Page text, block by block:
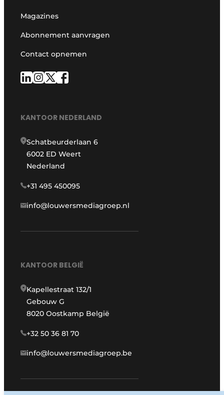
Magazines
Abonnement aanvragen
Contact opnemen
KANTOOR NEDERLAND
Schatbeurderlaan 6
6002 ED Weert
Nederland
+31 495 450095
info@louwersmediagroep.nl
KANTOOR BELGIË
Kapellestraat 132/1
Gebouw G
8020 Oostkamp België
+32 50 36 81 70
info@louwersmediagroep.be